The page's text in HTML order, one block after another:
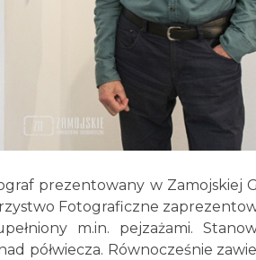
prezentowany w Zamojskiej
Fotograficzne
m.in. pejzażami.
półwiecza. Równocześnie